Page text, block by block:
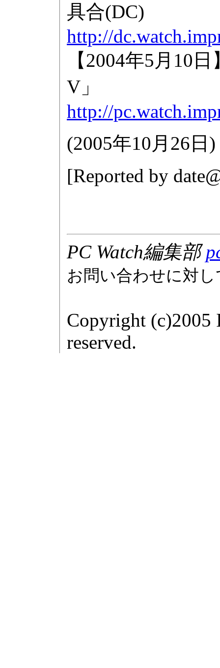
具合(DC)
http://
【2004年5月10
V」
http://
(2005年10月26日 )
[Reported by
PC Watch編集部
お問い合わせに対
Copyright (c)2005
reserved.